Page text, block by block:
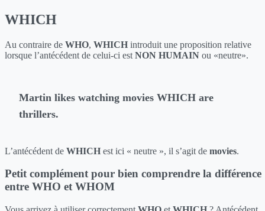
WHICH
Au contraire de WHO, WHICH introduit une proposition relative
lorsque l’antécédent de celui-ci est NON HUMAIN ou «neutre».
Martin likes watching movies WHICH are
thrillers.
L’antécédent de WHICH est ici « neutre », il s’agit de movies.
Petit complément pour bien comprendre la différence
entre WHO et WHOM